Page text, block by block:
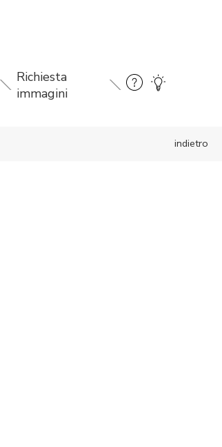
Richiesta
immagini
indietro